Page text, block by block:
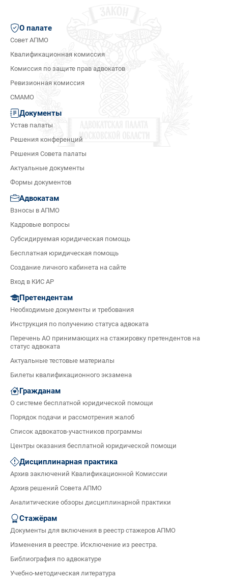
О палате
Совет АПМО
Квалификационная комиссия
Комиссия по защите прав адвокатов
Ревизионная комиссия
СМАМО
Документы
Устав палаты
Решения конференций
Решения Совета палаты
Актуальные документы
Формы документов
Адвокатам
Взносы в АПМО
Кадровые вопросы
Субсидируемая юридическая помощь
Бесплатная юридическая помощь
Создание личного кабинета на сайте
Вход в КИС АР
Претендентам
Необходимые документы и требования
Инструкция по получению статуса адвоката
Перечень АО принимающих на стажировку претендентов на
статус адвоката
Актуальные тестовые материалы
Билеты квалификационного экзамена
Гражданам
О системе бесплатной юридической помощи
Порядок подачи и рассмотрения жалоб
Список адвокатов-участников программы
Центры оказания бесплатной юридической помощи
Дисциплинарная практика
Архив заключений Квалификационной Комиссии
Архив решений Совета АПМО
Аналитические обзоры дисциплинарной практики
Стажёрам
Документы для включения в реестр стажеров АПМО
Изменения в реестре. Исключение из реестра.
Библиография по адвокатуре
Учебно-методическая литература